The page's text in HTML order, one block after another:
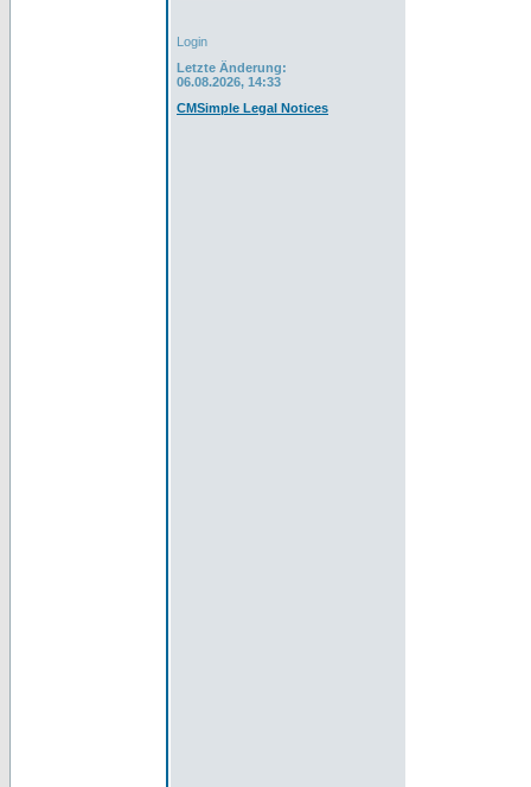
Login
Letzte Änderung:
06.08.2026, 14:33
CMSimple Legal Notices